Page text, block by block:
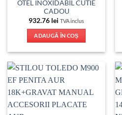
OTEL INOXIDABIL CUTIE
CADOU
932.76 lei TVA inclus
ADAUGĂ ÎN COȘ